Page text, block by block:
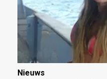
Nieuws